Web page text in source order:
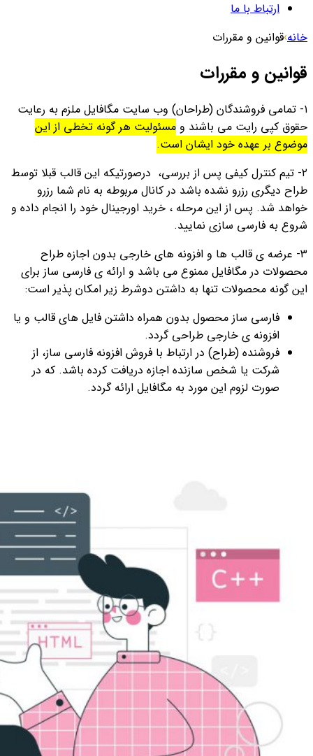
ارتباط با ما
خانه›قوانین و مقررات
قوانین و مقررات
۱- تمامی فروشندگان (طراحان) وب سایت مگافایل ملزم به رعایت
حقوق کپی رایت می باشند و مسئولیت هر گونه تخطی از این
موضوع بر عهده خود ایشان است.
۲- تیم کنترل کیفی پس از بررسی، درصورتیکه این قالب قبلا توسط
طراح دیگری رزرو نشده باشد در کانال مربوطه به نام شما رزرو
خواهد شد. پس از این مرحله ، خرید اورجینال خود را انجام داده و
شروع به فارسی سازی نمایید.
۳- عرضه ی قالب ها و افزونه های خارجی بدون اجازه طراح
محصولات در مگافایل ممنوع می باشد و ارائه ی فارسی ساز برای
این گونه محصولات تنها به داشتن دوشرط زیر امکان پذیر است:
فارسی ساز محصول بدون همراه داشتن فایل های قالب و یا
افزونه ی خارجی طراحی گردد.
فروشنده (طراح) در ارتباط با فروش افزونه فارسی ساز، از
شرکت یا شخص سازنده اجازه دریافت کرده باشد. که در
صورت لزوم این مورد به مگافایل ارائه گردد.